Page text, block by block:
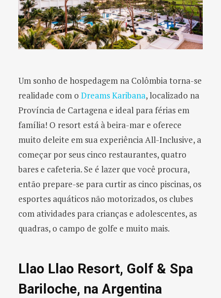
Um sonho de hospedagem na Colômbia torna-se
realidade com o Dreams Karibana, localizado na
Província de Cartagena e ideal para férias em
família! O resort está à beira-mar e oferece
muito deleite em sua experiência All-Inclusive, a
começar por seus cinco restaurantes, quatro
bares e cafeteria. Se é lazer que você procura,
então prepare-se para curtir as cinco piscinas, os
esportes aquáticos não motorizados, os clubes
com atividades para crianças e adolescentes, as
quadras, o campo de golfe e muito mais.
Llao Llao Resort, Golf & Spa
Bariloche, na Argentina